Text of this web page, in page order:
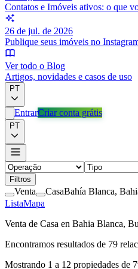
Contatos e Imóveis ativos: o que
26 de jul. de 2026
Publique seus imóveis no
Ver todo o Blog
Artigos, novidades e casos de uso
PT
EntrarCriar conta grátis
PT
Filtros
Venta CasaBahía Blanca,
ListaMapa
Venta de Casa en Bahia Blanca,
Encontramos resultados de 79
Mostrando 1 a 12 propiedades de